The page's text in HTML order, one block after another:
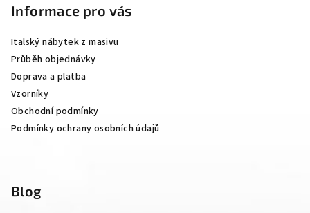
Informace pro vás
Italský nábytek z masivu
Průběh objednávky
Doprava a platba
Vzorníky
Obchodní podmínky
Podmínky ochrany osobních údajů
Blog